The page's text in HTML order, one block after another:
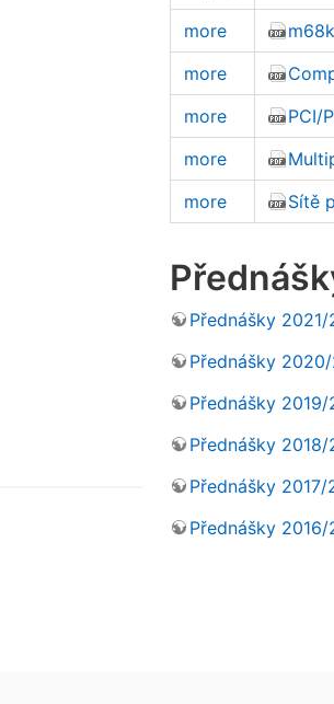
more
more
more
PCI/
more
more
Sítě
Přednášky
Přednášky
Přednášky
Přednášky 2018/
Přednášky 2017/
Přednášky 2016/